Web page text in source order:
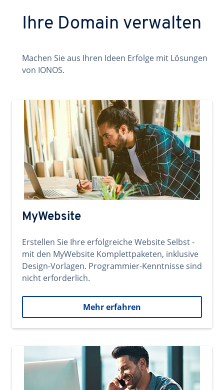
Ihre Domain verwalten
Machen Sie aus Ihren Ideen Erfolge mit Lösungen
von IONOS.
MyWebsite
Erstellen Sie Ihre erfolgreiche Website Selbst -
mit den MyWebsite Komplettpaketen, inklusive
Design-Vorlagen. Programmier-Kenntnisse sind
nicht erforderlich.
Mehr erfahren